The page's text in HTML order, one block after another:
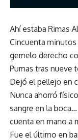
Ahí estaba Rimas
Cincuenta
gemelo derecho
Pumas tras nueve
Dejó el pellejo en
Nunca ahorró
sangre en la
cuenta en mano a
Fue el último en